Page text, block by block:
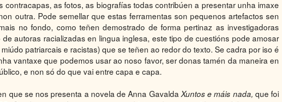
contracapas, as fotos, as biografías todas contribúen a presentar unha imaxe
outra. Pode semellar que estas ferramentas son pequenos artefactos sen
no fondo, como teñen demostrado de forma pertinaz as investigadoras
autoras racializadas en lingua inglesa, este tipo de cuestións pode amosar
patriarcais e racistas) que se teñen ao redor do texto. Se cadra por iso é
vantaxe que podemos usar ao noso favor, ser donas tamén da maneira en
e non só do que vai entre capa e capa.
que se nos presenta a novela de Anna Gavalda Xuntos e máis nada, que foi